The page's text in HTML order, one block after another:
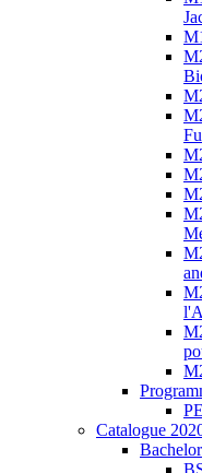
Catalogue
Bachelor